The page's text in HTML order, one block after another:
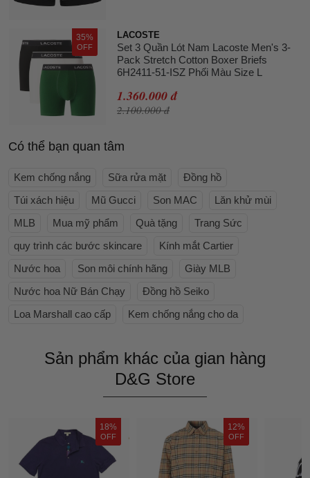
35%
OFF
LACOSTE
Set 3 Quần Lót Nam Lacoste Men's 3-
Pack Stretch Cotton Boxer Briefs
6H2411-51-ISZ Phối Màu Size L
1.360.000 đ
2.100.000 đ
Có thể bạn quan tâm
Kem chống nắng Sữa rửa mặt
Đồng hồ
Túi xách hiệu
Mũ Gucci Son MAC
Lăn khử mùi
MLB
Mua mỹ phẩm Quà tặng
Trang Sức
quy trình các bước skincare
Kính mắt Cartier
Nước hoa
Son môi chính hãng
Giày MLB
Nước hoa Nữ Bán Chạy
Đồng hồ Seiko
Loa Marshall cao cấp
Kem chống nắng cho da
Sản phẩm khác của gian hàng
D&G Store
18%
OFF
12%
OFF